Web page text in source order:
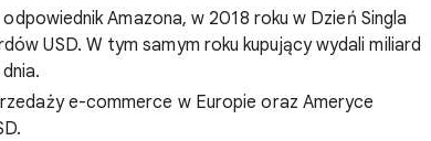
Amazona, w 2018 roku w Dzień Singla
USD. W tym samym roku kupujący wydali miliard
e-commerce w Europie oraz Ameryce